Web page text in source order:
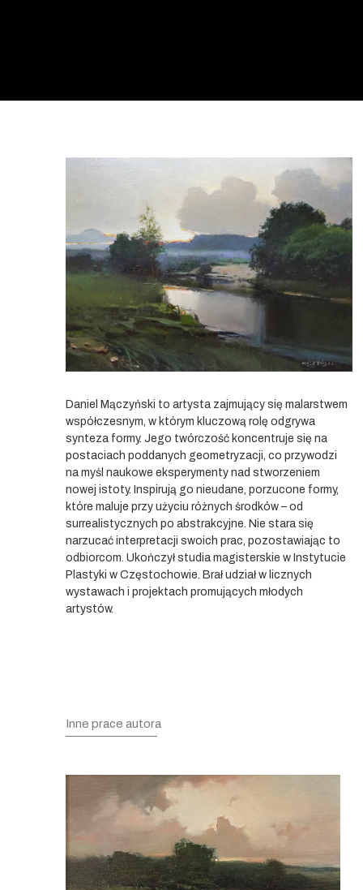
Daniel Mączyński to artysta zajmujący się malarstwem
współczesnym, w którym kluczową rolę odgrywa
synteza formy. Jego twórczość koncentruje się na
postaciach poddanych geometryzacji, co przywodzi
na myśl naukowe eksperymenty nad stworzeniem
nowej istoty. Inspirują go nieudane, porzucone formy,
które maluje przy użyciu różnych środków – od
surrealistycznych po abstrakcyjne. Nie stara się
narzucać interpretacji swoich prac, pozostawiając to
odbiorcom. Ukończył studia magisterskie w Instytucie
Plastyki w Częstochowie. Brał udział w licznych
wystawach i projektach promujących młodych
artystów.
Inne prace autora